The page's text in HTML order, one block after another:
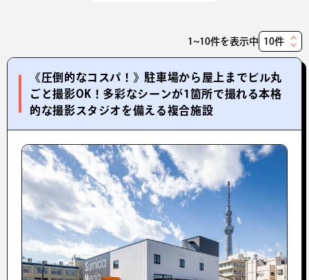
1~10件を表示中
表
件
数
《圧倒的なコスパ！》駐車場から屋上までビル丸
ごと撮影OK！多彩なシーンが1箇所で撮れる本格
的な撮影スタジオを備える複合施設